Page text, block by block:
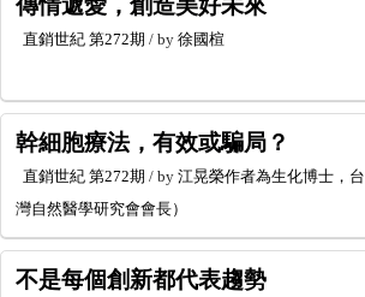
直銷世紀 第272期 / by 徐國楦
幹細胞療法，有效或騙局？
直銷世紀 第272期 / by 江晃榮作者為生化博士，台
灣自然醫學研究會會長）
不是每個創新都代表趨勢